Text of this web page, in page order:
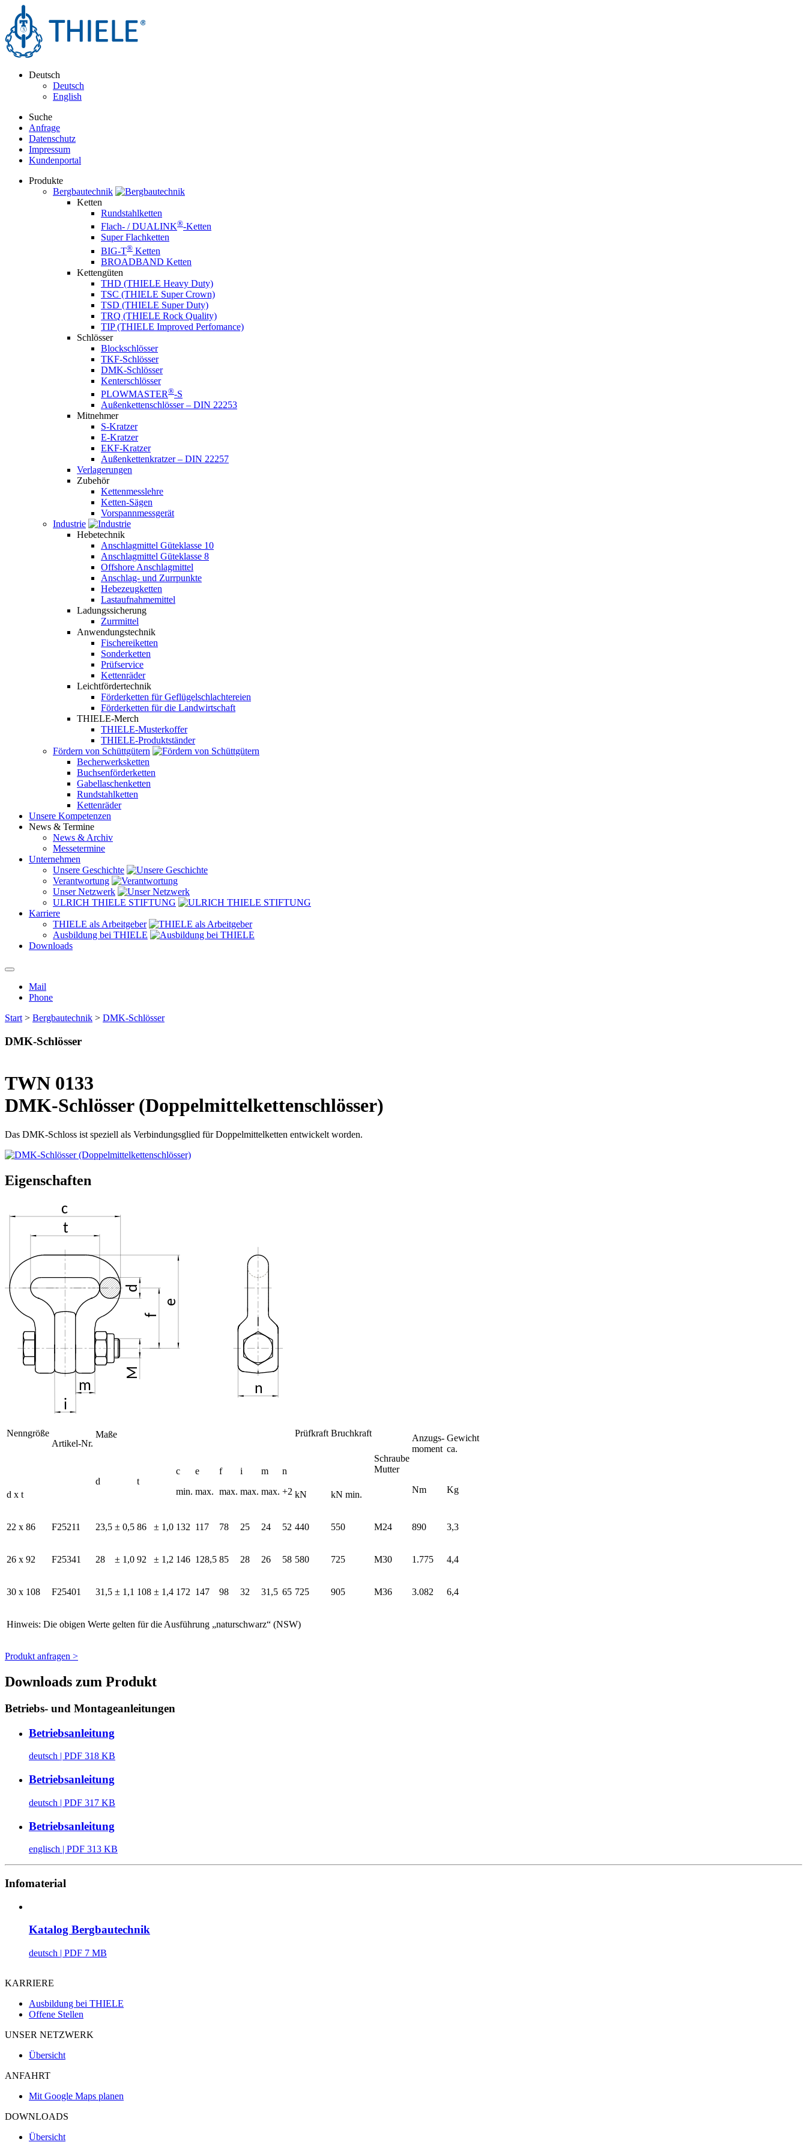
Deutsch
Deutsch
English
Suche
Anfrage
Datenschutz
Impressum
Kundenportal
Produkte
Bergbautechnik
Ketten
Rundstahlketten
Flach- / DUALINK®-Ketten
Super Flachketten
BIG-T® Ketten
BROADBAND Ketten
Kettengüten
THD (THIELE Heavy Duty)
TSC (THIELE Super Crown)
TSD (THIELE Super Duty)
TRQ (THIELE Rock Quality)
TIP (THIELE Improved Perfomance)
Schlösser
Blockschlösser
TKF-Schlösser
DMK-Schlösser
Kenterschlösser
PLOWMASTER®-S
Außenkettenschlösser – DIN 22253
Mitnehmer
S-Kratzer
E-Kratzer
EKF-Kratzer
Außenkettenkratzer – DIN 22257
Verlagerungen
Zubehör
Kettenmesslehre
Ketten-Sägen
Vorspannmessgerät
Industrie
Hebetechnik
Anschlagmittel Güteklasse 10
Anschlagmittel Güteklasse 8
Offshore Anschlagmittel
Anschlag- und Zurrpunkte
Hebezeugketten
Lastaufnahmemittel
Ladungssicherung
Zurrmittel
Anwendungstechnik
Fischereiketten
Sonderketten
Prüfservice
Kettenräder
Leichtfördertechnik
Förderketten für Geflügelschlachtereien
Förderketten für die Landwirtschaft
THIELE-Merch
THIELE-Musterkoffer
THIELE-Produktständer
Fördern von Schüttgütern
Becherwerksketten
Buchsenförderketten
Gabellaschenketten
Rundstahlketten
Kettenräder
Unsere Kompetenzen
News & Termine
News & Archiv
Messetermine
Unternehmen
Unsere Geschichte
Verantwortung
Unser Netzwerk
ULRICH THIELE STIFTUNG
Karriere
THIELE als Arbeitgeber
Ausbildung bei THIELE
Downloads
Mail
Phone
Start > Bergbautechnik > DMK-Schlösser
DMK-Schlösser
TWN 0133
DMK-Schlösser (Doppelmittelkettenschlösser)
Das DMK-Schloss ist speziell als Verbindungsglied für Doppelmittelketten entwickelt worden.
Eigenschaften
Nenngröße
d x t
Artikel-Nr.
Maße Prüfkraft
kN
Bruchkraft
kN min.
Schraube
Mutter
Anzugs-
moment
Nm
Gewicht
ca.
Kg
d t
c
min.
e
max.
f
max.
i
max.
m
max.
n
+2
22 x 86 F25211 23,5 ± 0,5 86 ± 1,0 132 117 78 25 24 52 440 550 M24 890 3,3
26 x 92 F25341 28 ± 1,0 92 ± 1,2 146 128,5 85 28 26 58 580 725 M30 1.775 4,4
30 x 108 F25401 31,5 ± 1,1 108 ± 1,4 172 147 98 32 31,5 65 725 905 M36 3.082 6,4
Hinweis: Die obigen Werte gelten für die Ausführung „naturschwarz“ (NSW)
Produkt anfragen >
Downloads zum Produkt
Betriebs- und Montageanleitungen
Betriebsanleitung
deutsch | PDF 318 KB
Betriebsanleitung
deutsch | PDF 317 KB
Betriebsanleitung
englisch | PDF 313 KB
Infomaterial
Katalog Bergbautechnik
deutsch | PDF 7 MB
KARRIERE
Ausbildung bei THIELE
Offene Stellen
UNSER NETZWERK
Übersicht
ANFAHRT
Mit Google Maps planen
DOWNLOADS
Übersicht